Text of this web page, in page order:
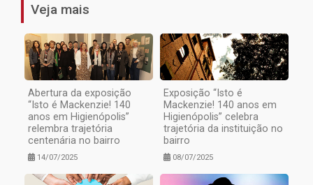
Veja mais
Abertura da exposição
“Isto é Mackenzie! 140
anos em Higienópolis”
relembra trajetória
centenária no bairro
14/07/2025
Exposição “Isto é
Mackenzie! 140 anos em
Higienópolis” celebra
trajetória da instituição no
bairro
08/07/2025